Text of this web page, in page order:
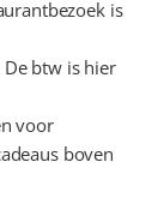
is
De btw is hier
voor
boven